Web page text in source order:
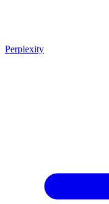
Perplexity